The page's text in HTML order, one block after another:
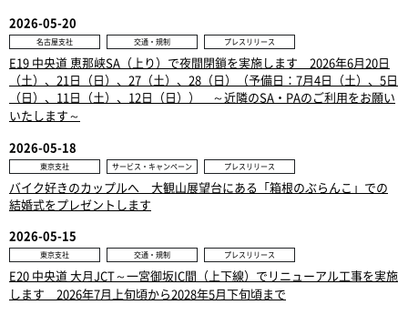
2026-05-20
名古屋支社 交通・規制 プレスリリース
E19 中央道 恵那峡SA（上り）で夜間閉鎖を実施します 2026年6月20日
（土）、21日（日）、27（土）、28（日）（予備日：7月4日（土）、5日
（日）、11日（土）、12日（日）） ～近隣のSA・PAのご利用をお願い
いたします～
2026-05-18
東京支社 サービス・キャンペーン プレスリリース
バイク好きのカップルへ 大観山展望台にある「箱根のぶらんこ」での
結婚式をプレゼントします
2026-05-15
東京支社 交通・規制 プレスリリース
E20 中央道 大月JCT～一宮御坂IC間（上下線）でリニューアル工事を実施
します 2026年7月上旬頃から2028年5月下旬頃まで